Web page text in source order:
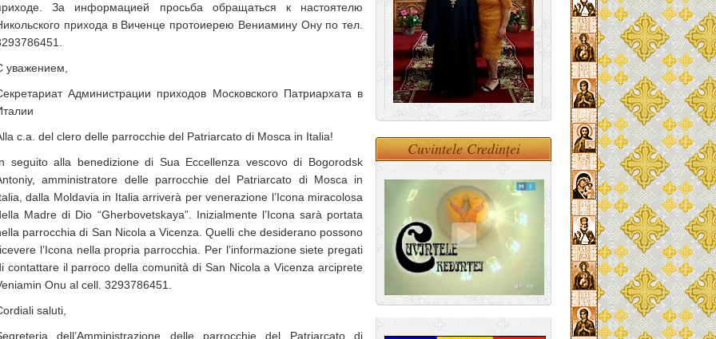
За информацией просьба обращаться к настоятелю
прихода в Виченце протоиерею Вениамину Ону по тел.
уважением,
Администрации приходов Московского Патриархата в
c.a. del clero delle parrocchie del Patriarcato di Mosca in Italia!
seguito alla benedizione di Sua Eccellenza vescovo di Bogorodsk
amministratore delle parrocchie del Patriarcato di Mosca in
dalla Moldavia in Italia arriverà per venerazione l’Icona miracolosa
Madre di Dio “Gherbovetskaya”. Inizialmente l’Icona sarà portata
parrocchia di San Nicola a Vicenza. Quelli che desiderano possono
l’Icona nella propria parrocchia. Per l’informazione siete pregati
contattare il parroco della comunità di San Nicola a Vicenza arciprete
Onu al cell. 3293786451.
saluti,
dell’Amministrazione delle parrocchie del Patriarcato di
Cuvintele Credinței